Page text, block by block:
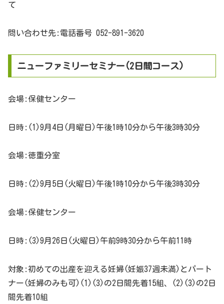
て
問い合わせ先:電話番号 052-891-3620
ニューファミリーセミナー(2日間コース)
会場:保健センター
日時:(1)9月4日(月曜日)午後1時10分から午後3時30分
会場:徳重分室
日時:(2)9月5日(火曜日)午後1時10分から午後3時30分
会場:保健センター
日時:(3)9月26日(火曜日)午前9時30分から午前11時
対象:初めての出産を迎える妊婦(妊娠37週未満)とパート
ナー(妊婦のみも可)(1)(3)の2日間先着15組、(2)(3)の2日
間先着10組